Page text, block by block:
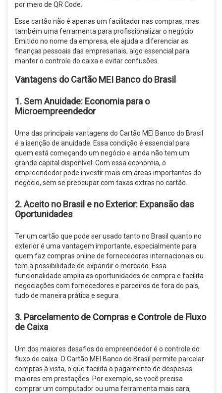
por meio de QR Code.
Esse cartão não é apenas um facilitador nas compras, mas
também uma ferramenta para profissionalizar o negócio.
Emitido no nome da empresa, ele ajuda a diferenciar as
finanças pessoais das empresariais, algo essencial para
manter o controle do caixa e evitar confusões.
Vantagens do Cartão MEI Banco do Brasil
1. Sem Anuidade: Economia para o
Microempreendedor
Uma das principais vantagens do Cartão MEI Banco do Brasil
é a isenção de anuidade. Essa condição é essencial para
quem está começando um negócio e ainda não tem um
grande capital disponível. Com essa economia, o
empreendedor pode investir mais em áreas importantes do
negócio, sem se preocupar com taxas extras no cartão.
2.Aceito no Brasil e no Exterior: Expansão das
Oportunidades
Ter um cartão que pode ser usado tanto no Brasil quanto no
exterior é uma vantagem importante, especialmente para
quem faz compras online de fornecedores internacionais ou
tem a possibilidade de expandir o mercado. Essa
funcionalidade amplia as oportunidades de compra e facilita
negociações com fornecedores e parceiros de fora do país,
tudo de maneira prática e segura.
3. Parcelamento de Compras e Controle de Fluxo
de Caixa
Um dos maiores desafios do empreendedor é o controle do
fluxo de caixa. O Cartão MEI Banco do Brasil permite parcelar
compras à vista, o que facilita o pagamento de despesas
maiores em prestações. Por exemplo, se você precisa
comprar um computador ou uma ferramenta mais cara,